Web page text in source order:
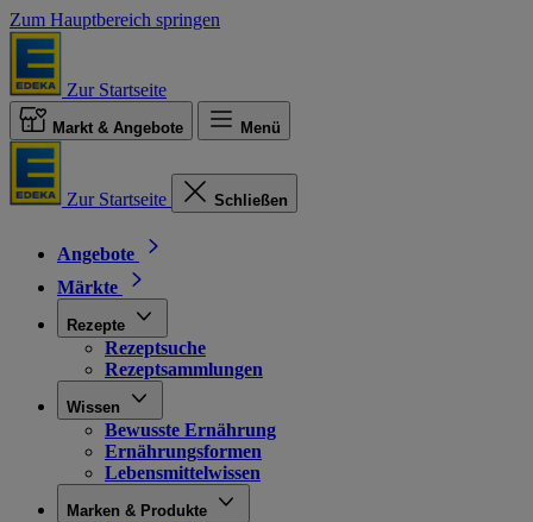
Zum Hauptbereich springen
Zur Startseite
Markt & Angebote Menü
Zur Startseite Schließen
Angebote
Märkte
Rezepte
Rezeptsuche
Rezeptsammlungen
Wissen
Bewusste Ernährung
Ernährungsformen
Lebensmittelwissen
Marken & Produkte